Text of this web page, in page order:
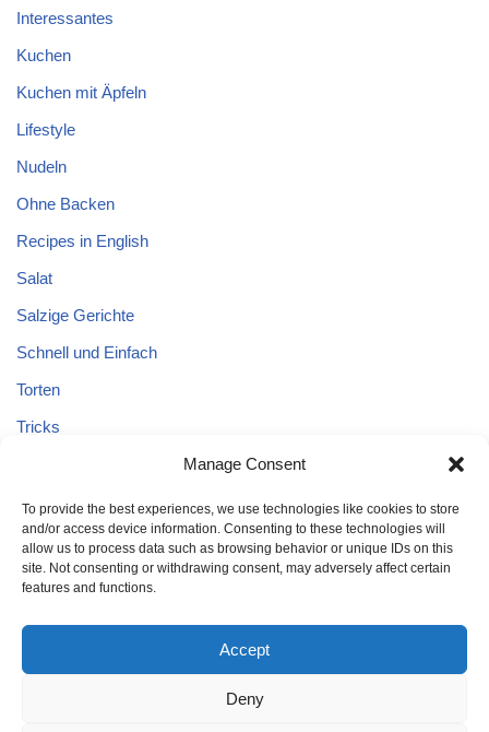
Manage Consent
To provide the best experiences, we use technologies like cookies to store
and/or access device information. Consenting to these technologies will
allow us to process data such as browsing behavior or unique IDs on this
site. Not consenting or withdrawing consent, may adversely affect certain
features and functions.
Accept
Deny
Interessantes
Kuchen
Kuchen mit Äpfeln
Lifestyle
Nudeln
Ohne Backen
Recipes in English
Salat
Salzige Gerichte
Schnell und Einfach
Torten
Tricks
Uncategorized
Vegane Kuchen
Schnell und Einfach